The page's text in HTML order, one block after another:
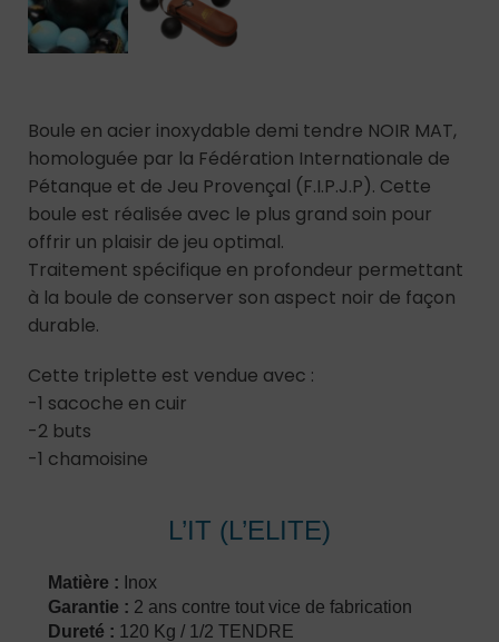
Boule en acier inoxydable demi tendre NOIR MAT,
homologuée par la Fédération Internationale de
Pétanque et de Jeu Provençal (F.I.P.J.P). Cette
boule est réalisée avec le plus grand soin pour
offrir un plaisir de jeu optimal.
Traitement spécifique en profondeur permettant
à la boule de conserver son aspect noir de façon
durable.
Cette triplette est vendue avec :
-1 sacoche en cuir
-2 buts
-1 chamoisine
L’IT (L’ELITE)
Matière : Inox
Garantie : 2 ans contre tout vice de fabrication
Dureté : 120 Kg / 1/2 TENDRE